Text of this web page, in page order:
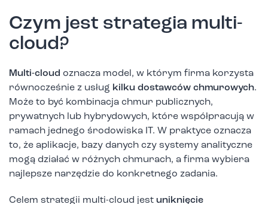
Czym jest strategia multi-
cloud?
Multi-cloud oznacza model, w którym firma korzysta
równocześnie z usług kilku dostawców chmurowych.
Może to być kombinacja chmur publicznych,
prywatnych lub hybrydowych, które współpracują w
ramach jednego środowiska IT. W praktyce oznacza
to, że aplikacje, bazy danych czy systemy analityczne
mogą działać w różnych chmurach, a firma wybiera
najlepsze narzędzie do konkretnego zadania.
Celem strategii multi-cloud jest uniknięcie